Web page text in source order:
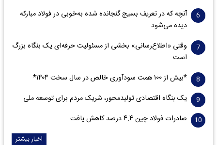
آنچه که در تعریف بسیج گنجانده شده به‌خوبی در فولاد مبارکه
دیده می‌شود
وقتی «اطلاع‌رسانی» بخشی از مسئولیت حرفه‌ای یک بنگاه بزرگ
است
*بیش از ۱۰۰ همت سودآوری خالص در سال سخت ۱۴۰۴*
یک بنگاه اقتصادی تولیدمحور، شریک مردم برای توسعه ملی
صادرات فولاد چین ۴.۴ درصد کاهش یافت
اخبار بیشتر